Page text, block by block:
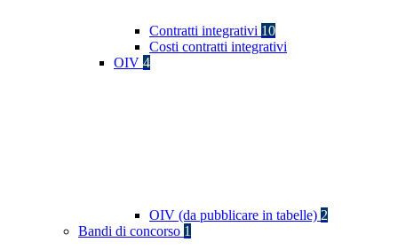
Contratti integrativi 10
Costi contratti integrativi
OIV 4
OIV (da pubblicare in tabelle) 2
Bandi di concorso 1